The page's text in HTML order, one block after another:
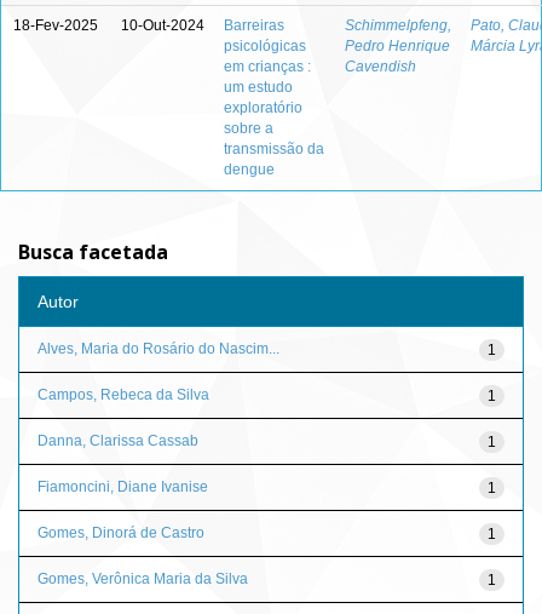
18-Fev-2025 10-Out-2024
Barreiras
psicológicas
em crianças :
um estudo
exploratório
sobre a
transmissão da
dengue
Schimmelpfeng,
Pedro Henrique
Cavendish
Pato,
Márcia
Busca facetada
Autor
1
Alves, Maria do Rosário do Nascim...
1
Campos, Rebeca da Silva
1
Danna, Clarissa Cassab
1
Fiamoncini, Diane Ivanise
1
Gomes, Dinorá de Castro
1
Gomes, Verônica Maria da Silva